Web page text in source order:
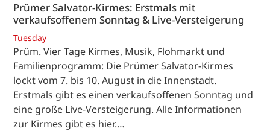
Prümer Salvator-Kirmes: Erstmals mit
verkaufsoffenem Sonntag & Live-Versteigerung
Tuesday
Prüm. Vier Tage Kirmes, Musik, Flohmarkt und
Familienprogramm: Die Prümer Salvator-Kirmes
lockt vom 7. bis 10. August in die Innenstadt.
Erstmals gibt es einen verkaufsoffenen Sonntag und
eine große Live-Versteigerung. Alle Informationen
zur Kirmes gibt es hier.…